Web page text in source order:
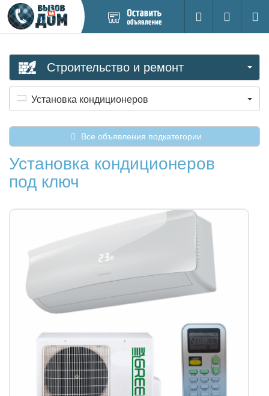
новое
Поиск
Вход на
Строительство и ремонт
Установка кондиционеров
Все объявления подкатегории
Установка кондиционеров
под ключ